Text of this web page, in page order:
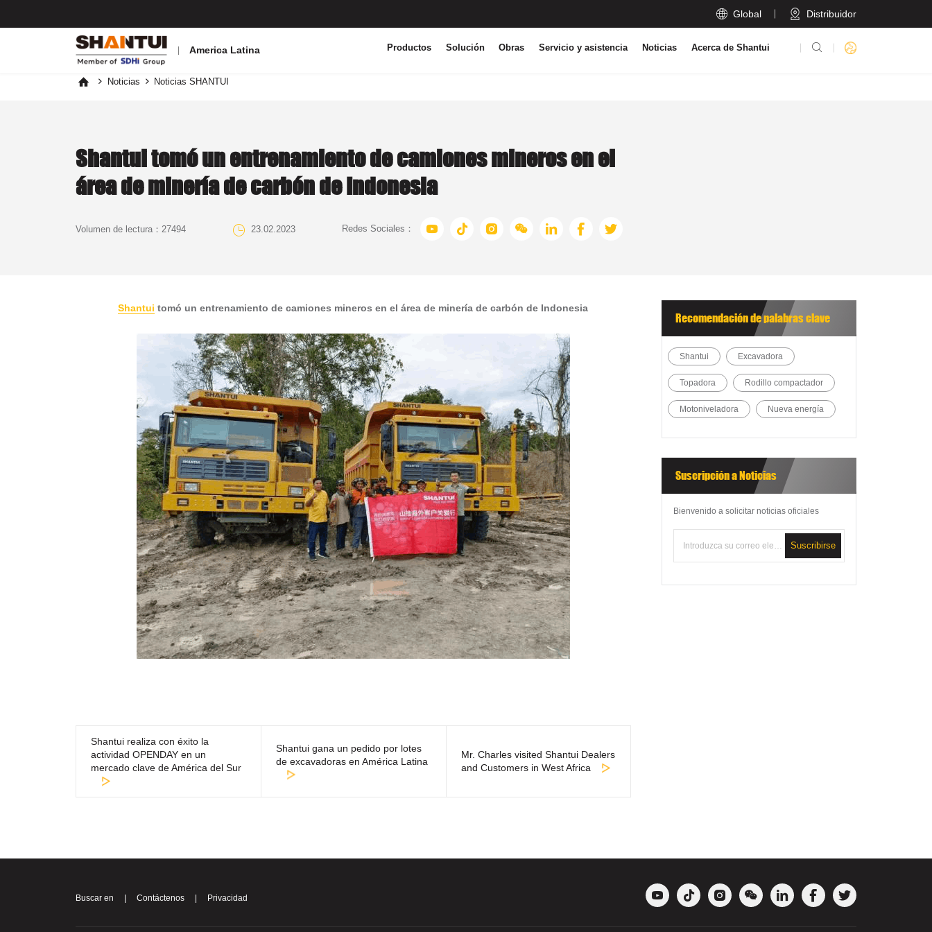
 Global Distribuidor
America Latina 
Productos Solución Obras Servicio y asistencia Noticias Acerca de Shantui
  Noticias  Noticias SHANTUI
Shantui tomó un entrenamiento de camiones mineros en el
área de minería de carbón de Indonesia
Volumen de lectura： 27494  23.02.2023 Redes Sociales：       
Shantui tomó un entrenamiento de camiones mineros en el área de minería de carbón de Indonesia
Shantui realiza con éxito la
actividad OPENDAY en un
mercado clave de América del Sur
Shantui gana un pedido por lotes
de excavadoras en América Latina
Mr. Charles visited Shantui Dealers
and Customers in West Africa
Recomendación de palabras clave
Shantui Excavadora
Topadora Rodillo compactador
Motoniveladora Nueva energía
Suscripción a Noticias
Bienvenido a solicitar noticias oficiales
Suscribirse
Buscar en Contáctenos Privacidad       